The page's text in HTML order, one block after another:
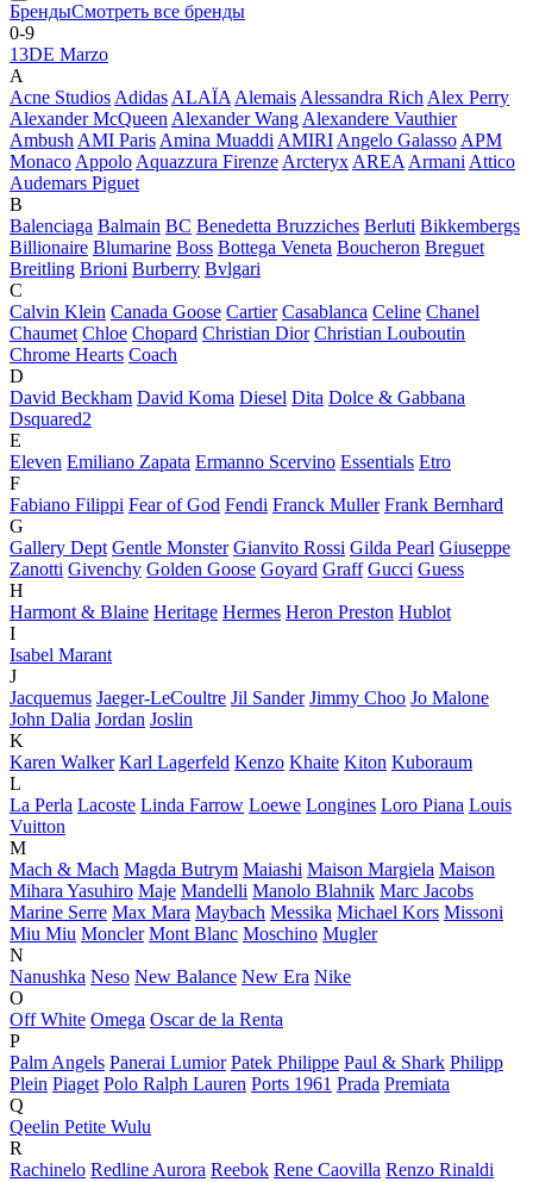
БрендыСмотреть все бренды
0-9
13DE Marzo
A
Acne StudiosAdidasALAÏAAlemaisAlessandra RichAlex Perry
Alexander McQueenAlexander WangAlexandere Vauthier
AmbushAMI ParisAmina MuaddiAMIRIAngelo GalassoAPM
MonacoAppoloAquazzura FirenzeArcteryxAREAArmaniAttico
Audemars Piguet
B
Balenciaga Balmain BC Benedetta Bruzziches Berluti Bikkembergs
Billionaire Blumarine Boss Bottega Veneta Boucheron Breguet
Breitling Brioni Burberry Bvlgari
C
Calvin Klein Canada Goose Cartier Casablanca Celine Chanel
Chaumet Chloe Chopard Christian Dior Christian Louboutin
Chrome Hearts Coach
D
David Beckham David Koma Diesel Dita Dolce & Gabbana
Dsquared2
E
Eleven Emiliano Zapata Ermanno Scervino Essentials Etro
F
Fabiano Filippi Fear of God Fendi Franck Muller Frank Bernhard
G
Gallery Dept Gentle Monster Gianvito Rossi Gilda Pearl Giuseppe
Zanotti Givenchy Golden Goose Goyard Graff Gucci Guess
H
Harmont & Blaine Heritage Hermes Heron Preston Hublot
I
Isabel Marant
J
Jacquemus Jaeger-LeCoultre Jil Sander Jimmy Choo Jo Malone
John Dalia Jordan Joslin
K
Karen Walker Karl Lagerfeld Kenzo Khaite Kiton Kuboraum
L
La Perla Lacoste Linda Farrow Loewe Longines Loro Piana Louis
Vuitton
M
Mach & Mach Magda Butrym Maiashi Maison Margiela Maison
Mihara Yasuhiro Maje Mandelli Manolo Blahnik Marc Jacobs
Marine Serre Max Mara Maybach Messika Michael Kors Missoni
Miu Miu Moncler Mont Blanc Moschino Mugler
N
Nanushka Neso New Balance New Era Nike
O
Off White Omega Oscar de la Renta
P
Palm Angels Panerai Lumior Patek Philippe Paul & Shark Philipp
Plein Piaget Polo Ralph Lauren Ports 1961 Prada Premiata
Q
Qeelin Petite Wulu
R
Rachinelo Redline Aurora Reebok Rene Caovilla Renzo Rinaldi